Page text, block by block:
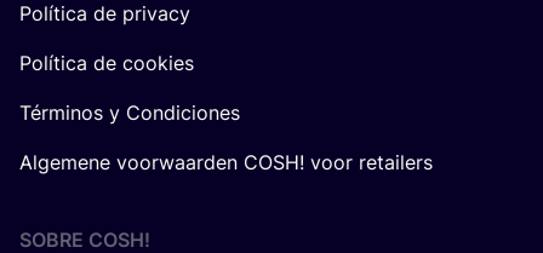
Política de privacy
Política de cookies
Términos y Condiciones
Algemene voorwaarden COSH! voor retailers
SOBRE COSH!